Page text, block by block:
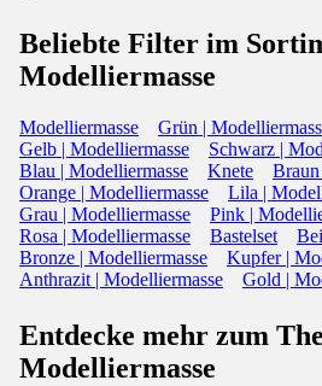
Beliebte Filter im
Modelliermasse
Modelliermasse Grün |
Gelb | Modelliermasse
Schwarz |
Blau | Modelliermasse
Knete
Orange | Modelliermasse
Lila |
Grau | Modelliermasse
Pink |
Rosa | Modelliermasse
Bastelset
Bronze | Modelliermasse
Kupfer |
Anthrazit | Modelliermasse
Gold |
Entdecke mehr zum
Modelliermasse